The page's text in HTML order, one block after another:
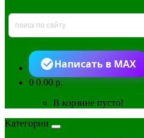
Написать в MAX
00.00 р.
В корзине пусто!
Категории